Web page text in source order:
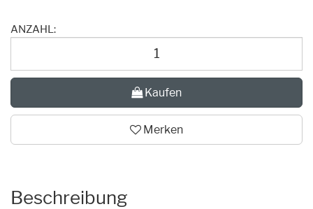
ANZAHL:
Kaufen
Merken
Beschreibung